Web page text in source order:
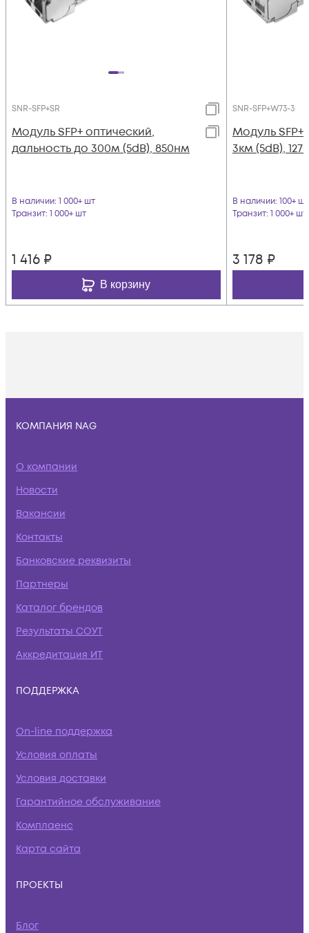
SNR-SFP+SR
Модуль SFP+ оптический,
дальность до 300м (5dB), 850нм
В наличии: 1 000+ шт
Транзит: 1 000+ шт
1 416 ₽
В корзину
SNR-SFP+W73-3
Модуль SFP+
3км (5dB),
В наличии: 100+ шт
Транзит: 1 000+ шт
3 178 ₽
КОМПАНИЯ NAG
О компании
Новости
Вакансии
Контакты
Банковские реквизиты
Партнеры
Каталог брендов
Результаты СОУТ
Аккредитация ИТ
ПОДДЕРЖКА
On-line поддержка
Условия оплаты
Условия доставки
Гарантийное обслуживание
Комплаенс
Карта сайта
ПРОЕКТЫ
Блог